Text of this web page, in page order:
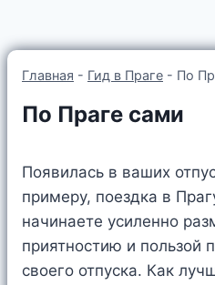
Главная - Гид в Праге - По
По Праге сами
Появилась в ваших
примеру, поездка в
начинаете усиленно
приятностию и пользой
своего отпуска. Как